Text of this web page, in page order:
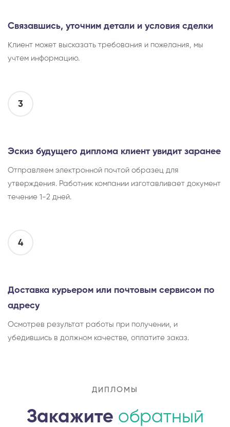
Связавшись, уточним детали и условия сделки
Клиент может высказать требования и пожелания, мы
учтем информацию.
3
Эскиз будущего диплома клиент увидит заранее
Отправляем электронной почтой образец для
утверждения. Работник компании изготавливает документ
течение 1-2 дней.
4
Доставка курьером или почтовым сервисом по
адресу
Осмотрев результат работы при получении, и
убедившись в должном качестве, оплатите заказ.
ДИПЛОМЫ
Закажите обратный